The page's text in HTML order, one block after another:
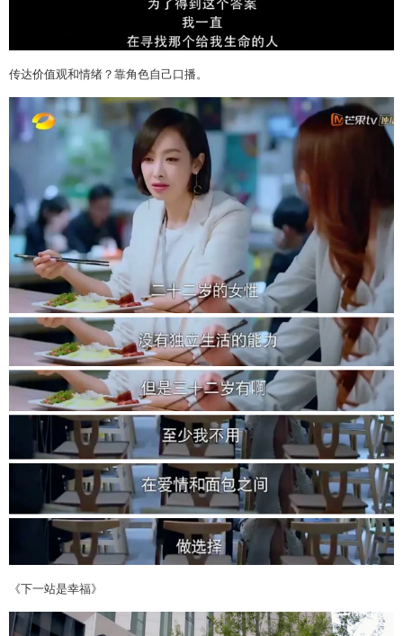
传达价值观和情绪？靠角色自己口播。
《下一站是幸福》